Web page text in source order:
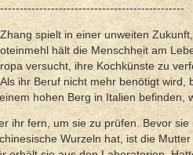
spielt in einer unweiten
hält die Menschheit am
versucht, ihre Kochkünste zu
ihr Beruf nicht mehr benötigt wird,
hohen Berg in Italien befinden,
ihr fern, um sie zu prüfen. Bevor
Wurzeln hat, ist die